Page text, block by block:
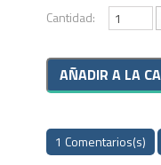
Cantidad:
1 Comentarios(s)